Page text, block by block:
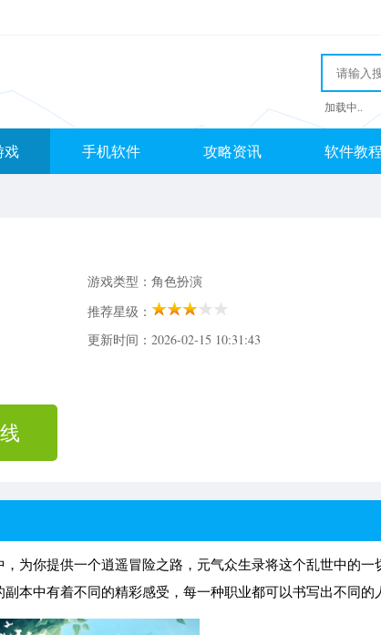
加载中..
戏 手机软件 攻略资讯 软件教程
游戏类型：角色扮演
推荐星级：
更新时间：2026-02-15 10:31:43
为你提供一个逍遥冒险之路，元气众生录将这个乱世中的一
本中有着不同的精彩感受，每一种职业都可以书写出不同的